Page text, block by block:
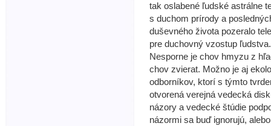
tak oslabené ľudské astrálne
s duchom prírody a
duševného života pozeralo
pre duchovný vzostup ľudstva.
Nesporne je chov hmyzu z
chov zvierat. Možno je aj
odborníkov, ktorí s týmto
otvorená verejná vedecká
názory a vedecké štúdie
názormi sa buď ignorujú,